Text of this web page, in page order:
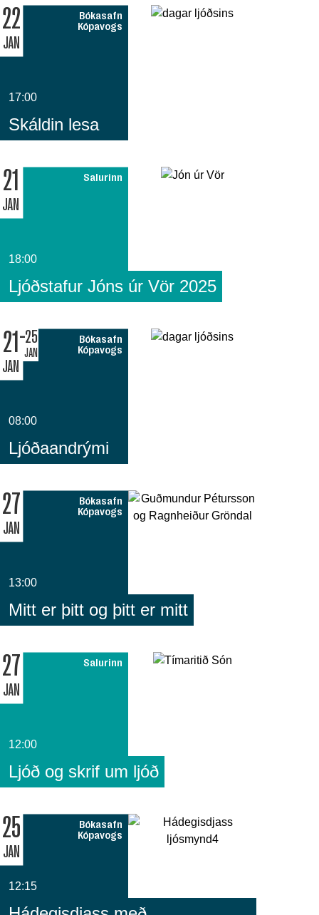
22
JAN
Bókasafn
Kópavogs
17:00
Skáldin lesa
21
JAN
Salurinn
18:00
Ljóðstafur Jóns úr Vör 2025
21
JAN
25
JAN
Bókasafn
Kópavogs
08:00
Ljóðaandrými
27
JAN
Bókasafn
Kópavogs
13:00
Mitt er þitt og þitt er mitt
27
JAN
Salurinn
12:00
Ljóð og skrif um ljóð
25
JAN
Bókasafn
Kópavogs
12:15